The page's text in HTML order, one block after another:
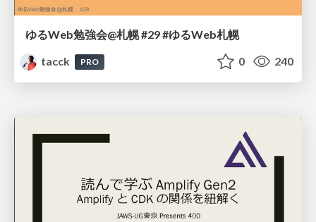
ゆるWeb勉強会@札幌 #29 #ゆるWeb札幌
tacck
PRO 0 240